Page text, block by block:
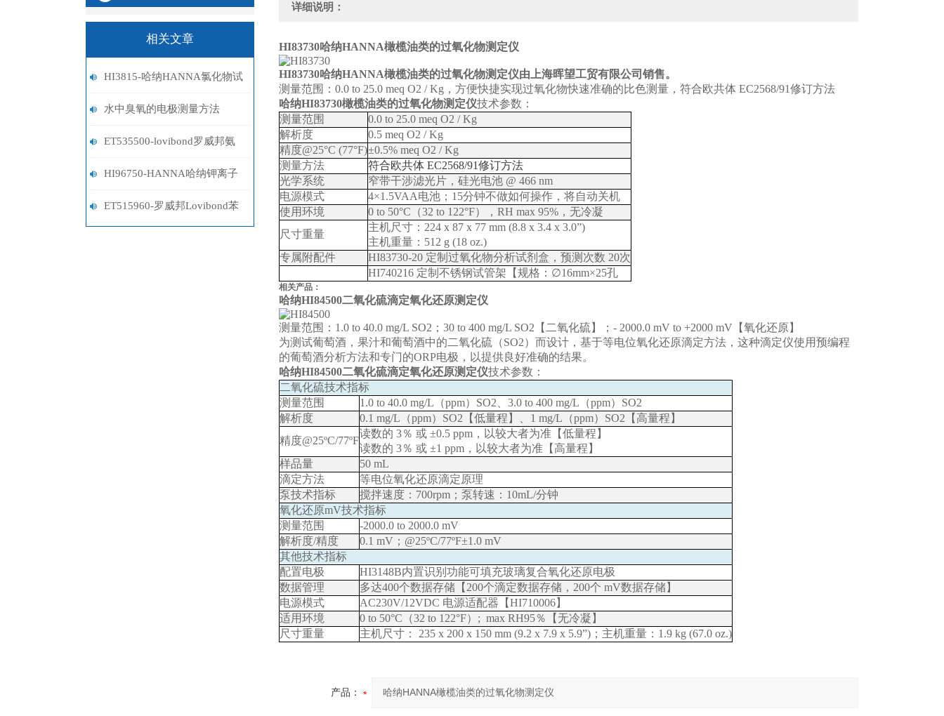
相关文章
HI3815-哈纳HANNA氯化物试
剂盒
水中臭氧的电极测量方法
ET535500-lovibond罗威邦氨
氮试剂
HI96750-HANNA哈纳钾离子
计
ET515960-罗威邦Lovibond苯
详细说明：
HI83730哈纳HANNA橄榄油类的过氧化物测定仪
HI83730哈纳HANNA橄榄油类的过氧化物测定仪由上海晖望工贸有限公司销售。
测量范围：0.0 to 25.0 meq O2 / Kg，方便快捷实现过氧化物快速准确的比色测量，符合欧共体 EC2568/91修订方法
哈纳HI83730橄榄油类的过氧化物测定仪技术参数：
测量范围
0.0 to 25.0 meq O2 / Kg
解析度
0.5 meq O2 / Kg
精度@25°C (77°F)±0.5% meq O2 / Kg
测量方法
符合欧共体 EC2568/91修订方法
光学系统
窄带干涉滤光片 ，硅光电池 @ 466 nm
电源模式
4×1.5VAA电池 ； 15分钟不做如何操作，将自动关机
使用环境
0 to 50°C （32 to 122°F）， RH max 95% ， 无冷凝
尺寸重量
主机尺寸 ： 224 x 87 x 77 mm (8.8 x 3.4 x 3.0”)
主机重量 ： 512 g (18 oz.)
专属附配件
HI83730-20 定制过氧化物分析试剂盒，预测次数 20次
HI740216 定制不锈钢试管架【规格 ： ∅16mm×25孔
相关产品：
哈纳HI84500二氧化硫滴定氧化还原测定仪
测量范围：1.0 to 40.0 mg/L SO2；30 to 400 mg/L SO2【二氧化硫】；- 2000.0 mV to +2000 mV【氧化还原】
为测试葡萄酒，果汁和葡萄酒中的二氧化硫（SO2）而设计，基于等电位氧化还原滴定方法，这种滴定仪使用预编程
的葡萄酒分析方法和专门的ORP电极，以提供良好准确的结果。
哈纳HI84500二氧化硫滴定氧化还原测定仪技术参数：
二氧化硫技术指标
测量范围
1.0 to 40.0 mg/L （ppm） SO2 3.0 to 400 mg/L （ppm） SO2
解析度
0.1 mg/L （ppm） SO2 【低量程】 1 mg/L （ppm） SO2 【高量程】
精度@25ºC/77ºF
读数的 3％ 或 ±0.5 ppm ， 以较大者为准【低量程】
读数的 3％ 或 ±1 ppm ， 以较大者为准【高量程】
样品量
50 mL
滴定方法
等电位氧化还原滴定原理
泵技术指标
搅拌速度 ： 700rpm ； 泵转速 ： 10mL/分钟
氧化还原mV技术指标
测量范围
-2000.0 to 2000.0 mV
解析度/精度
0.1 mV ； @25ºC/77ºF±1.0 mV
其他技术指标
配置电极
HI3148B内置识别功能可填充玻璃复合氧化还原电极
数据管理
多达400个数据存储 【 200个滴定数据存储， 200个 mV数据存储 】
电源模式
AC230V/12VDC 电源适配器 【HI710006】
适用环境
0 to 50°C （32 to 122°F） ; max RH95％
【无冷凝】
尺寸重量
主机尺寸 ： 235 x 200 x 150 mm (9.2 x 7.9 x 5.9”) ； 主机重量 ： 1.9 kg (67.0 oz.)
产品：